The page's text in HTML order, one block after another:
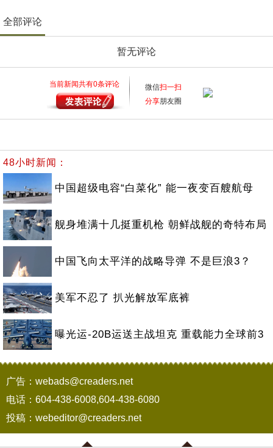
全部评论
暂无评论
当前新闻共有0条评论 微信扫一扫
分享朋友圈
48小时新闻：
中国超级电容“白菜化” 能一夜变百艘航母
舰身堆满十几挺重机枪 朝鲜战舰的奇特布局
中国飞向太平洋的战略导弹 不是巨浪3？
美军不忍了 扒光解放军底裤
曝光运-20B运送主战坦克 重载能力全球前3
广告：webads@creaders.net
电话：604-438-6008,604-438-6080
投稿：webeditor@creaders.net